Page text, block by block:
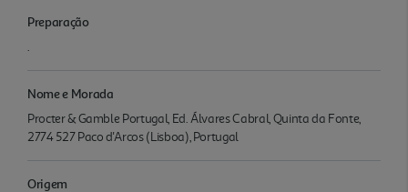
Preparação
.
Nome e Morada
Procter & Gamble Portugal, Ed. Álvares Cabral, Quinta da Fonte,
2774 527 Paco d'Arcos (Lisboa), Portugal
Origem